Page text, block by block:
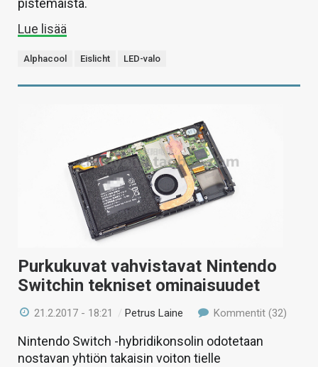
Lue lisää
Alphacool Eislicht LED-valo
Purkukuvat vahvistavat Nintendo
Switchin tekniset ominaisuudet
21.2.2017 - 18:21 /Petrus Laine Kommentit (32)
Nintendo Switch -hybridikonsolin odotetaan
nostavan yhtiön takaisin voiton tielle